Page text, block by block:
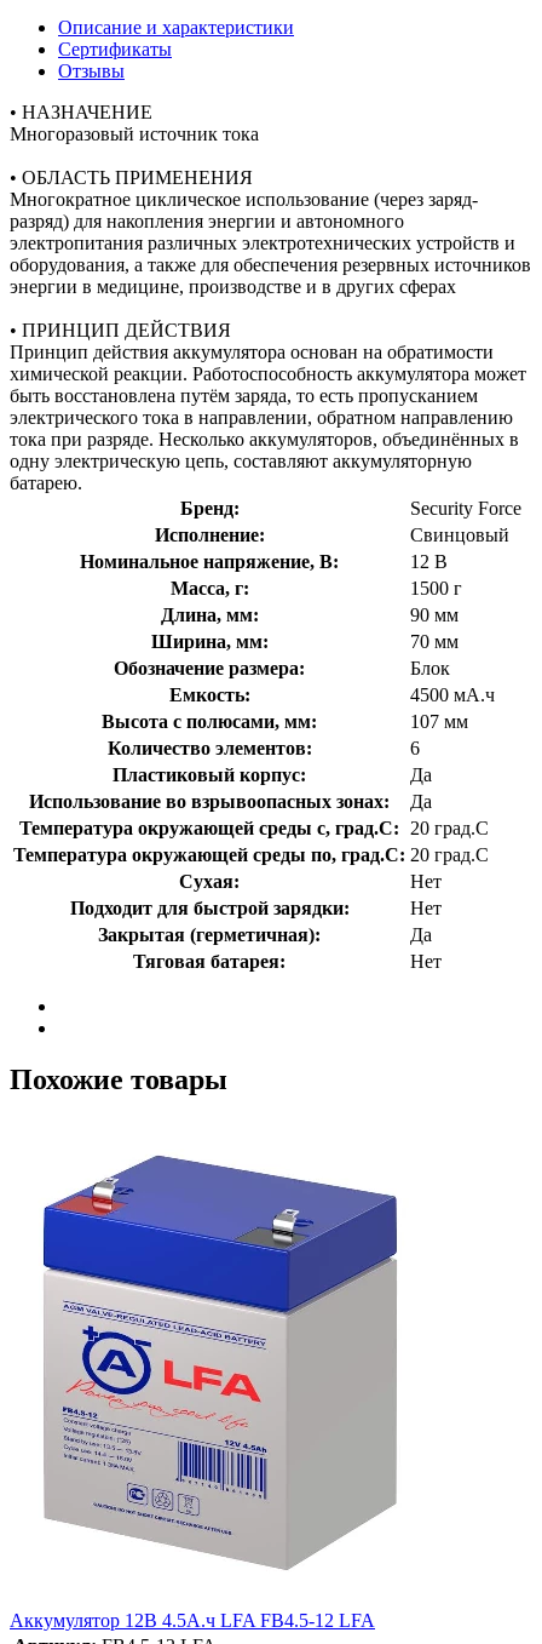
Описание и характеристики
Сертификаты
Отзывы
• НАЗНАЧЕНИЕ
Многоразовый источник тока
• ОБЛАСТЬ ПРИМЕНЕНИЯ
Многократное циклическое использование (через заряд-
разряд) для накопления энергии и автономного
электропитания различных электротехнических устройств и
оборудования, а также для обеспечения резервных источников
энергии в медицине, производстве и в других сферах
• ПРИНЦИП ДЕЙСТВИЯ
Принцип действия аккумулятора основан на обратимости
химической реакции. Работоспособность аккумулятора может
быть восстановлена путём заряда, то есть пропусканием
электрического тока в направлении, обратном направлению
тока при разряде. Несколько аккумуляторов, объединённых в
одну электрическую цепь, составляют аккумуляторную
батарею.
Бренд:
Security Force
Исполнение:
Свинцовый
Номинальное напряжение, В:
12 В
Масса, г:
1500 г
Длина, мм:
90 мм
Ширина, мм:
70 мм
Обозначение размера:
Блок
Емкость:
4500 мА.ч
Высота с полюсами, мм:
107 мм
Количество элементов:
6
Пластиковый корпус:
Да
Использование во взрывоопасных зонах:
Да
Температура окружающей среды с, град.C:
20 град.C
Температура окружающей среды по, град.C: 20 град.C
Сухая:
Нет
Подходит для быстрой зарядки:
Нет
Закрытая (герметичная):
Да
Тяговая батарея:
Нет
Похожие товары
Аккумулятор 12В 4.5А.ч LFA FB4.5-12 LFA